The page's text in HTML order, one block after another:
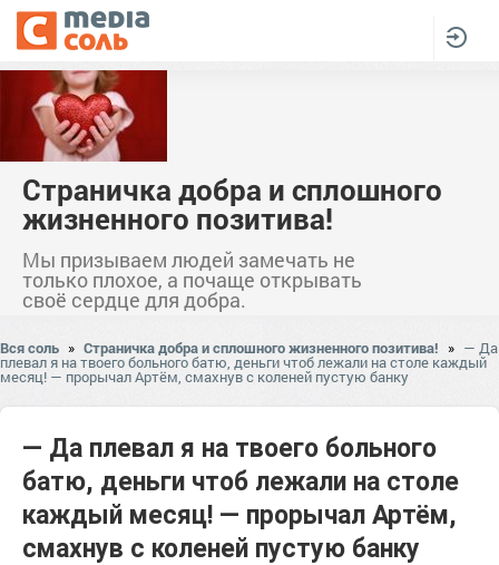
Страничка добра и сплошного
жизненного позитива!
Мы призываем людей замечать не
только плохое, а почаще открывать
своё сердце для добра.
Вся соль » Страничка добра и сплошного жизненного позитива! » — Да
плевал я на твоего больного батю, деньги чтоб лежали на столе каждый
месяц! — прорычал Артём, смахнув с коленей пустую банку
— Да плевал я на твоего больного
батю, деньги чтоб лежали на столе
каждый месяц! — прорычал Артём,
смахнув с коленей пустую банку